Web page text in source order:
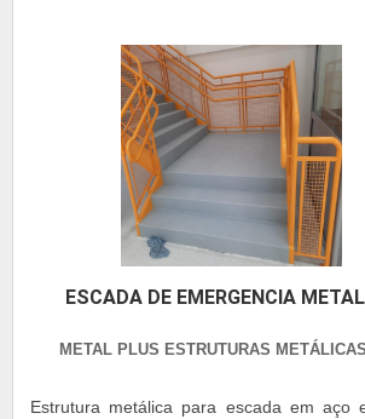
local. A Magi eve....
ESCADA DE EMERGENCIA
METAL PLUS ESTRUTURAS METÁLICAS
Estrutura metálica para escada em aço